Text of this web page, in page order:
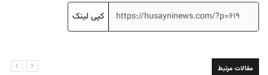
کپی لینک
مقالات مرتبط